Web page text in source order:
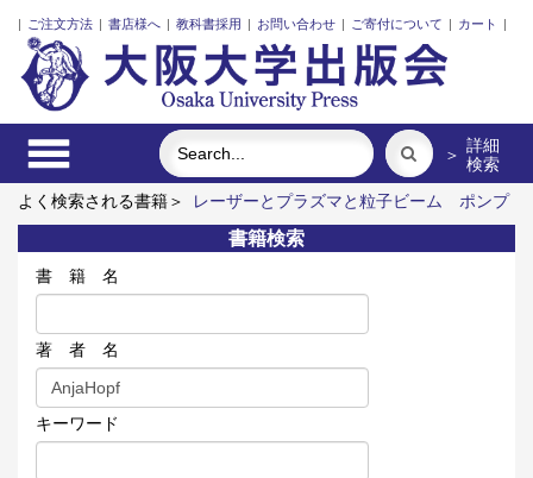
| ご注文方法 | 書店様へ | 教科書採用 | お問い合わせ | ご寄付について | カート |
＞ 詳細
検索
よく検索される書籍＞
レーザーとプラズマと粒子ビーム
ポンプ
の流体力学
食べる
固体高分子形燃料電池要素材料・水素貯蔵
材料の知的設計
Emergent Bilinguals and Educational
Challenges at Public Schools in Japan
書籍検索
書 籍 名
著 者 名
キーワード